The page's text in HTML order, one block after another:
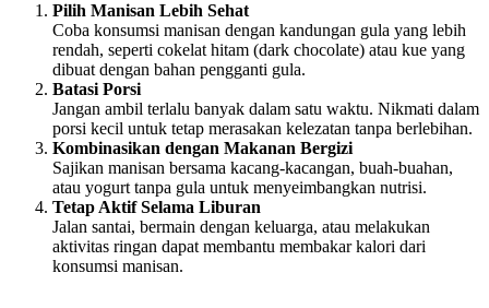
Pilih Manisan Lebih Sehat
Coba konsumsi manisan dengan kandungan gula yang lebih
rendah, seperti cokelat hitam (dark chocolate) atau kue yang
dibuat dengan bahan pengganti gula.
Batasi Porsi
Jangan ambil terlalu banyak dalam satu waktu. Nikmati dalam
porsi kecil untuk tetap merasakan kelezatan tanpa berlebihan.
Kombinasikan dengan Makanan Bergizi
Sajikan manisan bersama kacang-kacangan, buah-buahan,
atau yogurt tanpa gula untuk menyeimbangkan nutrisi.
Tetap Aktif Selama Liburan
Jalan santai, bermain dengan keluarga, atau melakukan
aktivitas ringan dapat membantu membakar kalori dari
konsumsi manisan.